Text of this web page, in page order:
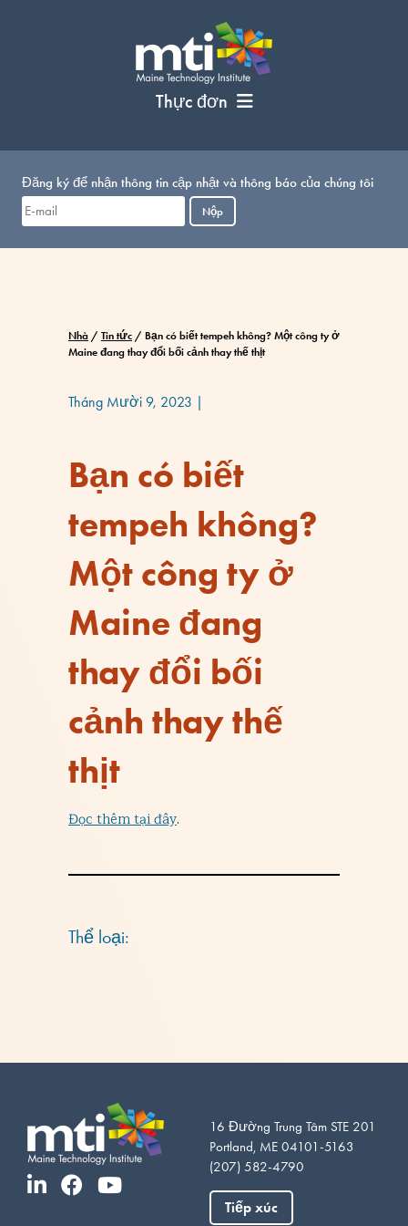
Thực đơn
Đăng ký để nhận thông tin cập nhật và thông báo của chúng tôi
Nộp
Nhà / Tin tức / Bạn có biết tempeh không? Một công ty ở
Maine đang thay đổi bối cảnh thay thế thịt
Tháng Mười 9, 2023 |
Bạn có biết
tempeh không?
Một công ty ở
Maine đang
thay đổi bối
cảnh thay thế
thịt
Đọc thêm tại đây.
Thể loại:
16 Đường Trung Tâm STE 201
Portland, ME 04101-5163
(207) 582-4790
Tiếp xúcPortuguese
Somali